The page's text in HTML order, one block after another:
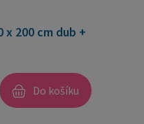
200 cm dub +
Do košíku